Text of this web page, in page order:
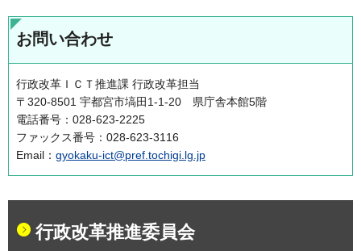
お問い合わせ
行政改革ＩＣＴ推進課 行政改革担当
〒320-8501 宇都宮市塙田1-1-20 県庁舎本館5階
電話番号：028-623-2225
ファックス番号：028-623-3116
Email： gyokaku-ict@pref.tochigi.lg.jp
行政改革推進委員会